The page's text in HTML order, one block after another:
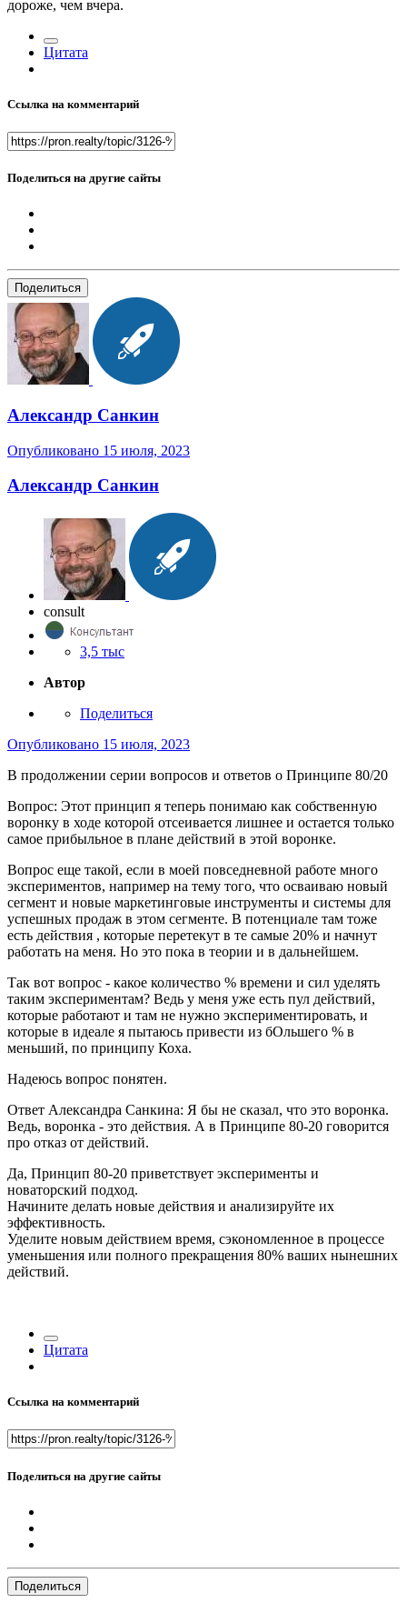
дороже, чем вчера.
Цитата
Ссылка на комментарий
Поделиться на другие сайты
Поделиться
Александр Санкин
Опубликовано 15 июля, 2023
Александр Санкин
consult
3,5 тыс
Автор
Поделиться
Опубликовано 15 июля, 2023
В продолжении серии вопросов и ответов о Принципе 80/20
Вопрос: Этот принцип я теперь понимаю как собственную
воронку в ходе которой отсеивается лишнее и остается только
самое прибыльное в плане действий в этой воронке.
Вопрос еще такой, если в моей повседневной работе много
экспериментов, например на тему того, что осваиваю новый
сегмент и новые маркетинговые инструменты и системы для
успешных продаж в этом сегменте. В потенциале там тоже
есть действия , которые перетекут в те самые 20% и начнут
работать на меня. Но это пока в теории и в дальнейшем.
Так вот вопрос - какое количество % времени и сил уделять
таким экспериментам? Ведь у меня уже есть пул действий,
которые работают и там не нужно экспериментировать, и
которые в идеале я пытаюсь привести из бОльшего % в
меньший, по принципу Коха.
Надеюсь вопрос понятен.
Ответ Александра Санкина: Я бы не сказал, что это воронка.
Ведь, воронка - это действия. А в Принципе 80-20 говорится
про отказ от действий.
Да, Принцип 80-20 приветствует эксперименты и
новаторский подход.
Начините делать новые действия и анализируйте их
эффективность.
Уделите новым действием время, сэкономленное в процессе
уменьшения или полного прекращения 80% ваших нынешних
действий.
Цитата
Ссылка на комментарий
Поделиться на другие сайты
Поделиться